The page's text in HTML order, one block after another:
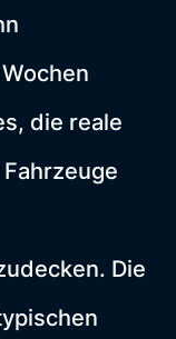
die reale
Die